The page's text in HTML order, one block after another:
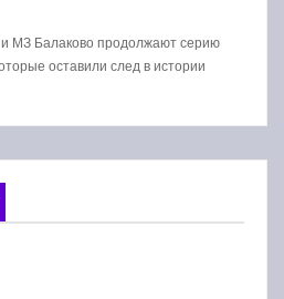
и МЗ Балаково продолжают серию
оставили след в истории